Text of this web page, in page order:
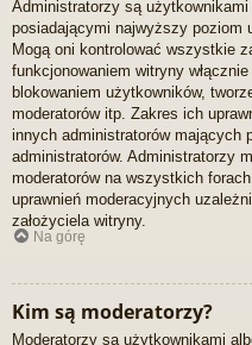
Administratorzy są
posiadającymi najwyższy poziom
Mogą oni kontrolować wszystkie
funkcjonowaniem witryny
blokowaniem użytkowników,
moderatorów itp. Zakres ich
innych administratorów mających
administratorów. Administratorzy
moderatorów na wszystkich
uprawnień moderacyjnych
założyciela witryny.
Na górę
Kim są moderatorzy?
Moderatorzy są użytkownikami